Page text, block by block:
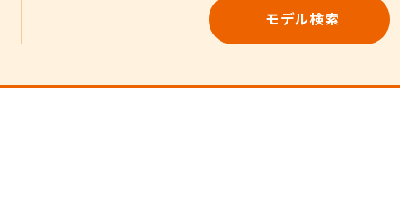
モデル検索